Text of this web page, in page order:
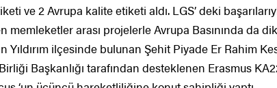
ve 2 Avrupa kalite etiketi aldı. LGS’ deki
memleketler arası projelerle Avrupa Basınında da
Yıldırım ilçesinde bulunan Şehit Piyade Er Rahim
Başkanlığı tarafından desteklenen Erasmus